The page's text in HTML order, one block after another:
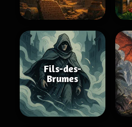
Fils-des-
Brumes